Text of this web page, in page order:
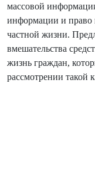
массовой
информации и право
частной жизни.
вмешательства
жизнь граждан,
рассмотрении такой